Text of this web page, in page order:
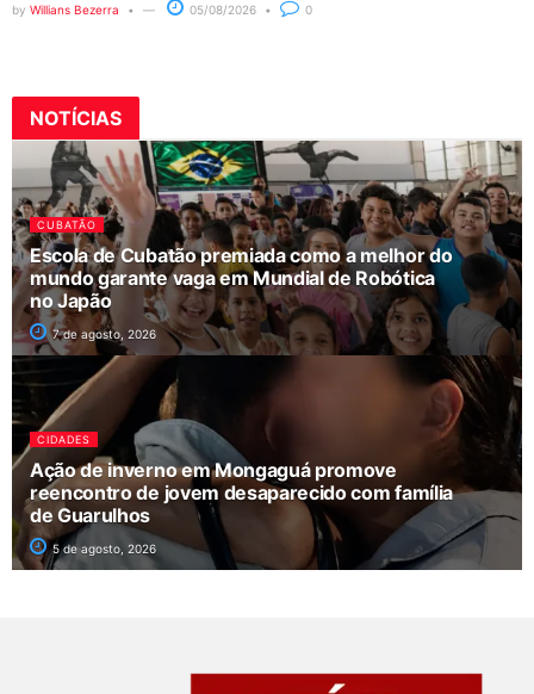
by Willians Bezerra 05/08/2026 0
NOTÍCIAS
CUBATÃO
Escola de Cubatão premiada como a melhor do
mundo garante vaga em Mundial de Robótica
no Japão
7 de agosto, 2026
CIDADES
Ação de inverno em Mongaguá promove
reencontro de jovem desaparecido com família
de Guarulhos
5 de agosto, 2026